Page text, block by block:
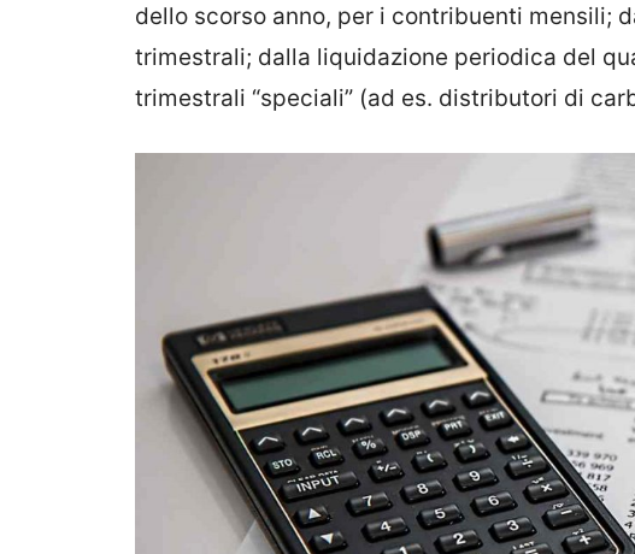
dello scorso anno, per i contribuenti mensili;
trimestrali; dalla liquidazione periodica del
trimestrali “speciali” (ad es. distributori di